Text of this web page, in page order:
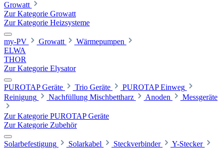
Growatt
Zur Kategorie Growatt
Zur Kategorie Heizsysteme
my-PV Growatt
Wärmepumpen
ELWA
THOR
Zur Kategorie Elysator
PUROTAP Geräte Trio Geräte
PUROTAP Einweg
Reinigung
Nachfüllung Mischbettharz Anoden Messgeräte
Zur Kategorie PUROTAP Geräte
Zur Kategorie Zubehör
Solarbefestigung Solarkabel Steckverbinder
Y-Stecker